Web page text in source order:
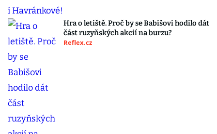
Hra o letiště. Proč by se Babišovi hodilo dát
část ruzyňských akcií na burzu?
Reflex.cz